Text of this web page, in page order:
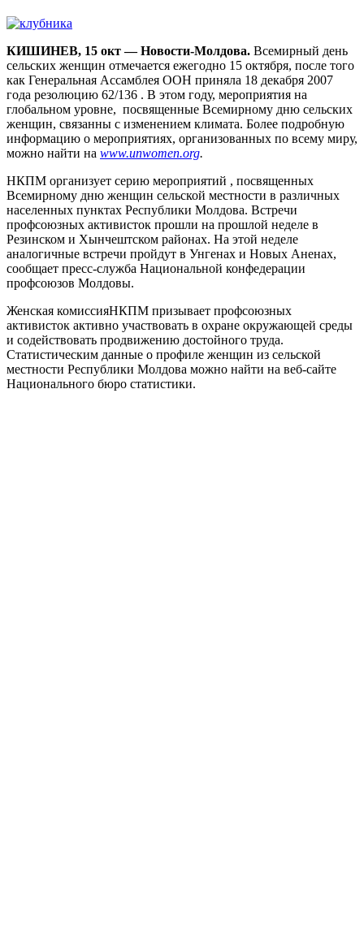
КИШИНЕВ, 15 окт — Новости-Молдова. Всемирный день
сельских женщин отмечается ежегодно 15 октября, после того
как Генеральная Ассамблея ООН приняла 18 декабря 2007
года резолюцию 62/136 . В этом году, мероприятия на
глобальном уровне, посвященные Всемирному дню сельских
женщин, связанны с изменением климата. Более подробную
информацию о мероприятиях, организованных по всему миру,
можно найти на www.unwomen.org.
НКПМ организует серию мероприятий , посвященных
Всемирному дню женщин сельской местности в различных
населенных пунктах Республики Молдова. Встречи
профсоюзных активисток прошли на прошлой неделе в
Резинском и Хынчештском районах. На этой неделе
аналогичные встречи пройдут в Унгенах и Новых Аненах,
сообщает пресс-служба Национальной конфедерации
профсоюзов Молдовы.
Женская комиссияНКПМ призывает профсоюзных
активисток активно участвовать в охране окружающей среды
и содействовать продвижению достойного труда.
Статистическим данные о профиле женщин из сельской
местности Республики Молдова можно найти на веб-сайте
Национального бюро статистики.